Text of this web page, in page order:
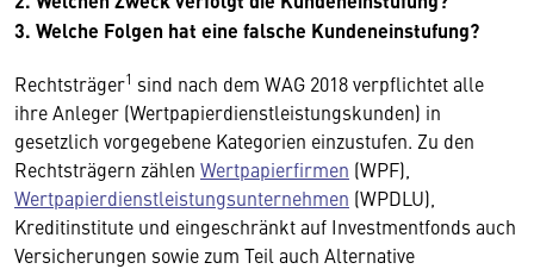
3. Welche Folgen hat eine falsche Kundeneinstufung?
Rechtsträger1 sind nach dem WAG 2018 verpflichtet alle
ihre Anleger (Wertpapierdienstleistungskunden) in
gesetzlich vorgegebene Kategorien einzustufen. Zu den
Rechtsträgern zählen Wertpapierfirmen (WPF),
Wertpapierdienstleistungsunternehmen (WPDLU),
Kreditinstitute und eingeschränkt auf Investmentfonds auch
Versicherungen sowie zum Teil auch Alternative